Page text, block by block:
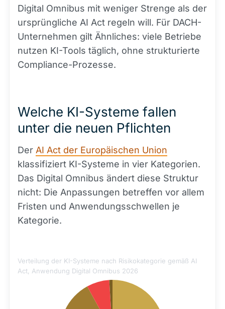
Digital Omnibus mit weniger Strenge als der
ursprüngliche AI Act regeln will. Für DACH-
Unternehmen gilt Ähnliches: viele Betriebe
nutzen KI-Tools täglich, ohne strukturierte
Compliance-Prozesse.
Welche KI-Systeme fallen
unter die neuen Pflichten
Der AI Act der Europäischen Union
klassifiziert KI-Systeme in vier Kategorien.
Das Digital Omnibus ändert diese Struktur
nicht: Die Anpassungen betreffen vor allem
Fristen und Anwendungsschwellen je
Kategorie.
Verteilung der KI-Systeme nach Risikokategorie gemäß AI
Act, Anwendung Digital Omnibus 2026